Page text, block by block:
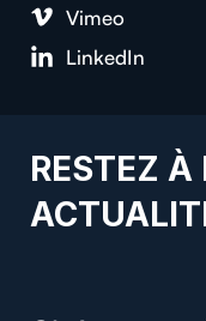
Vimeo
LinkedIn
RESTEZ